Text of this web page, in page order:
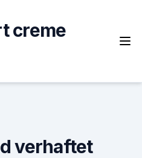
creme
verhaftet